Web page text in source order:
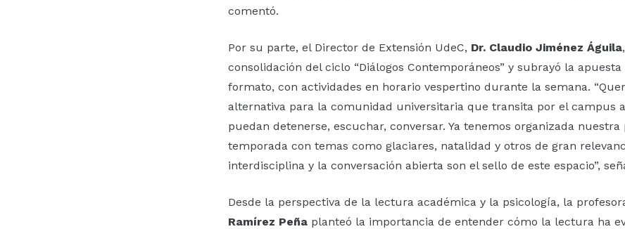
comentó.
Por su parte, el Director de Extensión UdeC, Dr. Claudio Jiménez Águila
consolidación del ciclo “Diálogos Contemporáneos” y subrayó la
formato, con actividades en horario vespertino durante la semana.
alternativa para la comunidad universitaria que transita por el campus
puedan detenerse, escuchar, conversar. Ya tenemos organizada
temporada con temas como glaciares, natalidad y otros de gran
interdisciplina y la conversación abierta son el sello de este espacio”,
Desde la perspectiva de la lectura académica y la psicología, la
Ramírez Peña planteó la importancia de entender cómo la lectura ha